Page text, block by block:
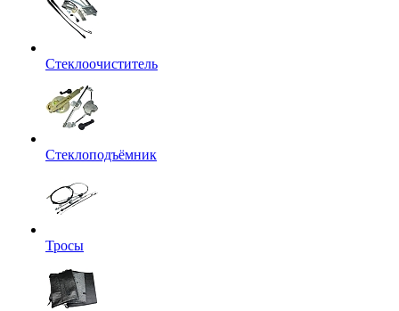
Стеклоочиститель
Стеклоподъёмник
Тросы